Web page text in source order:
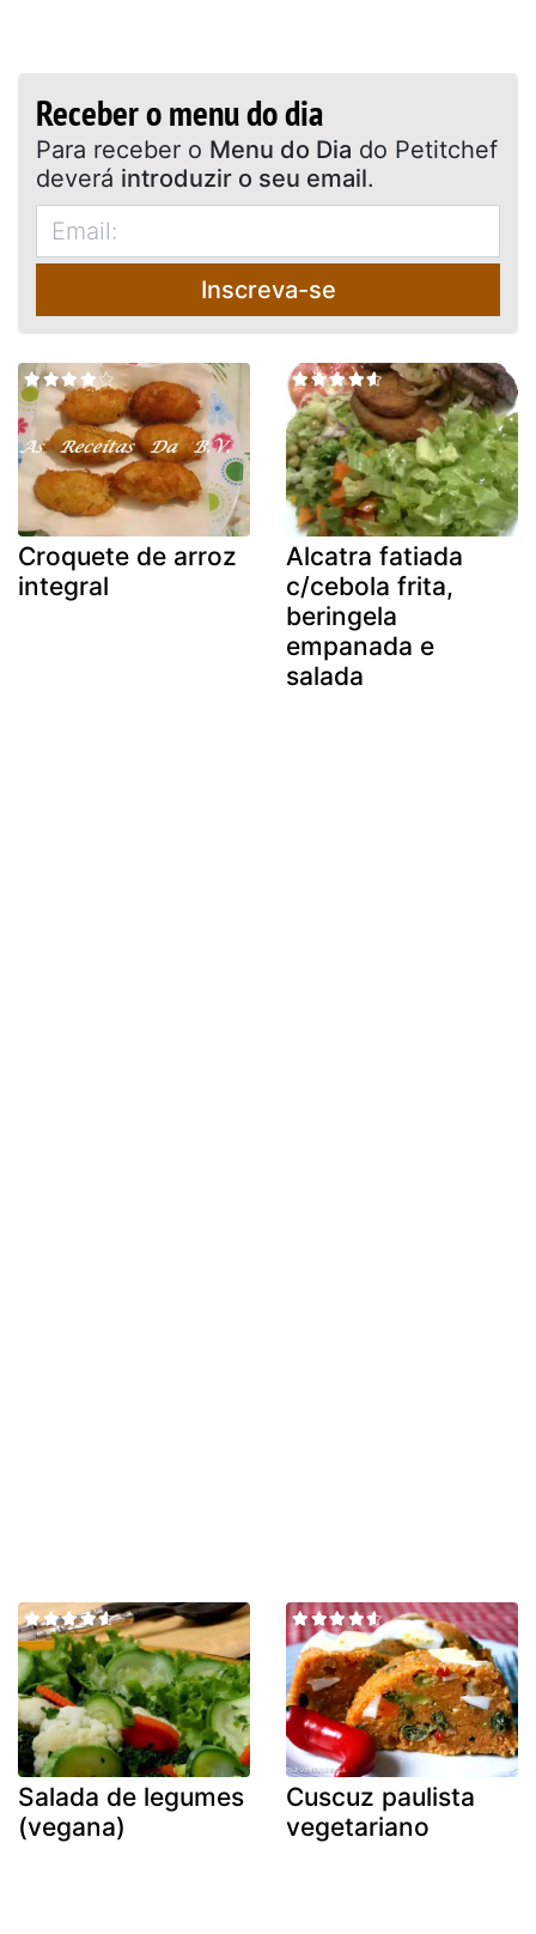
Receber o menu do dia
Para receber o Menu do Dia do Petitchef
deverá introduzir o seu email.
Inscreva-se
Croquete de arroz
integral
Alcatra fatiada
c/cebola frita,
beringela
empanada e
salada
Salada de legumes
(vegana)
Cuscuz paulista
vegetariano